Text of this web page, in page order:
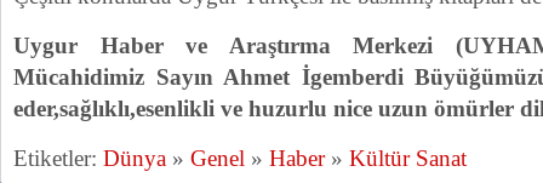
Uygur Haber ve Araştırma Merkezi
Mücahidimiz Sayın Ahmet İgemberdi
eder,sağlıklı,esenlikli ve huzurlu nice uzun ömürler
Etiketler: Dünya » Genel » Haber» Kültür Sanat